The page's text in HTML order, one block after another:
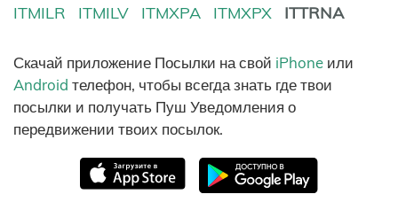
ITMILR
ITMILV ITMXPA ITMXPX ITTRNA
Скачай приложение Посылки на свой iPhone или
Android телефон, чтобы всегда знать где твои
посылки и получать Пуш Уведомления о
передвижении твоих посылок.